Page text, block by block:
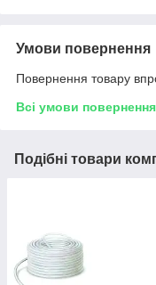
Умови повернення
Повернення товару
Всі умови повернення
Подібні товари